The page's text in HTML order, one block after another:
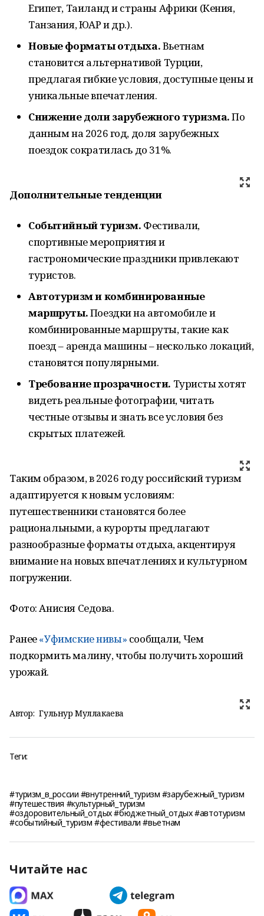
Египет, Таиланд и страны Африки (Кения,
Танзания, ЮАР и др.).
Новые форматы отдыха.Вьетнам
становится альтернативой Турции,
предлагая гибкие условия, доступные цены и
уникальные впечатления.
Снижение доли зарубежного туризма.По
данным на 2026 год, доля зарубежных
поездок сократилась до 31%.
Дополнительные тенденции
Событийный туризм. Фестивали,
спортивные мероприятия и
гастрономические праздники привлекают
туристов.
Автотуризм и комбинированные
маршруты.Поездки на автомобиле и
комбинированные маршруты, такие как
поезд – аренда машины – несколько локаций,
становятся популярными.
Требование прозрачности. Туристы хотят
видеть реальные фотографии, читать
честные отзывы и знать все условия без
скрытых платежей.
Таким образом, в 2026 году российский туризм
адаптируется к новым условиям:
путешественники становятся более
рациональными, а курорты предлагают
разнообразные форматы отдыха, акцентируя
внимание на новых впечатлениях и культурном
погружении.
Фото: Анисия Седова.
Ранее«Уфимские нивы» сообщали, Чем
подкормить малину, чтобы получить хороший
урожай.
Автор: Гульнур Муллакаева
Теги:
#туризм_в_россии #внутренний_туризм #зарубежный_туризм
#путешествия #культурный_туризм
#оздоровительный_отдых #бюджетный_отдых #автотуризм
#событийный_туризм #фестивали #вьетнам
Читайте нас